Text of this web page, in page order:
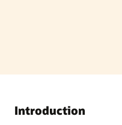
Introduction